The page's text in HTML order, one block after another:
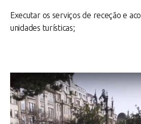
Executar os serviços de receção e
unidades turísticas;